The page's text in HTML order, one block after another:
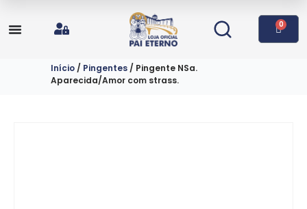
0
Início / Pingentes / Pingente NSa.
Aparecida/Amor com strass.